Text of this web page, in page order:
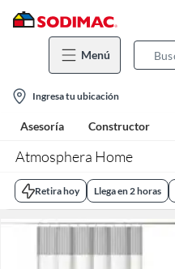
Menú
location-
icon
Ingresa tu ubicación
Asesoría Constructor
Atmosphera Home
Retira hoy Llega en 2 horas